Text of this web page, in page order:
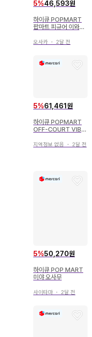
5%46,593원
하이큐 POPMART
팝마트 피규어 이와이
오사카 ・ 2달 전
5%61,461원
하이큐 POPMART
OFF-COURT VIBE
지역정보 없음 ・ 2달 전
5%50,270원
하이큐 POP MART
미야 오사무
사이타마 ・ 2달 전